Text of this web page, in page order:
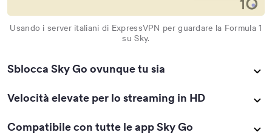
Usando i server italiani di ExpressVPN per guardare la Formula 1
su Sky.
Sblocca Sky Go ovunque tu sia
Velocità elevate per lo streaming in HD
Compatibile con tutte le app Sky Go